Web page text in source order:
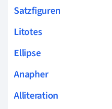
Satzfiguren
Litotes
Ellipse
Anapher
Alliteration